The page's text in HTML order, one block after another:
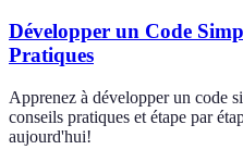
Développer un Code
Pratiques
Apprenez à développer un code
conseils pratiques et étape par
aujourd'hui!